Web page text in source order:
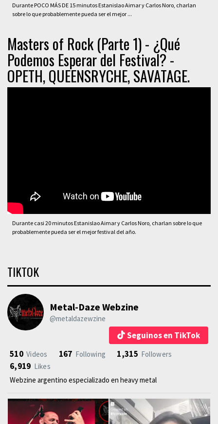
Durante POCO MÁS DE 15 minutos Estanislao Aimar y Carlos Noro, charlan
sobre lo que probablemente pueda ser el mejor ...
Masters of Rock (Parte 1) - ¿Qué
Podemos Esperar del Festival? -
OPETH, QUEENSRYCHE, SAVATAGE.
Durante casi 20 minutos Estanislao Aimar y Carlos Noro, charlan sobre lo que
probablemente pueda ser el mejor festival del año.
TIKTOK
Metal-Daze Webzine
@metaldazewzine
Seguinos en TikTok
510 Videos 167 Following 1,315 Followers
6,919 Likes
Webzine argentino especializado en heavy metal